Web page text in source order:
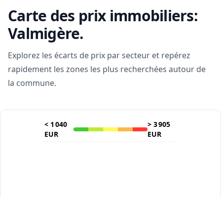
Carte des prix immobiliers:
Valmigère.
Explorez les écarts de prix par secteur et repérez
rapidement les zones les plus recherchées autour de
la commune.
< 1 040
EUR
> 3 905
EUR